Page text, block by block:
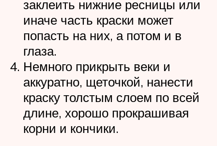
заклеить нижние ресницы или
иначе часть краски может
попасть на них, а потом и в
глаза.
Немного прикрыть веки и
аккуратно, щеточкой, нанести
краску толстым слоем по всей
длине, хорошо прокрашивая
корни и кончики.